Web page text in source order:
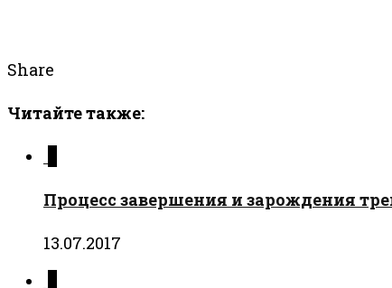
Share
Читайте также:
Процесс завершения и зарождения
13.07.2017